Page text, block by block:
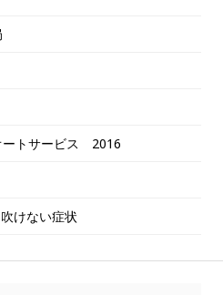
トサービス 2016
けない症状